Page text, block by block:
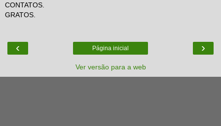
CONTATOS.
GRATOS.
‹ ›
Página inicial
Ver versão para a web